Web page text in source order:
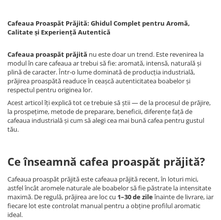
Cafeaua Proaspăt Prăjită: Ghidul Complet pentru Aromă,
Calitate și Experiență Autentică
Cafeaua proaspăt prăjită nu este doar un trend. Este revenirea la
modul în care cafeaua ar trebui să fie: aromată, intensă, naturală și
plină de caracter. Într-o lume dominată de producția industrială,
prăjirea proaspătă readuce în ceașcă autenticitatea boabelor și
respectul pentru originea lor.
Acest articol îți explică tot ce trebuie să știi — de la procesul de prăjire,
la prospețime, metode de preparare, beneficii, diferențe față de
cafeaua industrială și cum să alegi cea mai bună cafea pentru gustul
tău.
Ce înseamnă cafea proaspăt prăjită?
Cafeaua proaspăt prăjită este cafeaua prăjită recent, în loturi mici,
astfel încât aromele naturale ale boabelor să fie păstrate la intensitate
maximă. De regulă, prăjirea are loc cu 1–30 de zileînainte de livrare, iar
fiecare lot este controlat manual pentru a obține profilul aromatic
ideal.